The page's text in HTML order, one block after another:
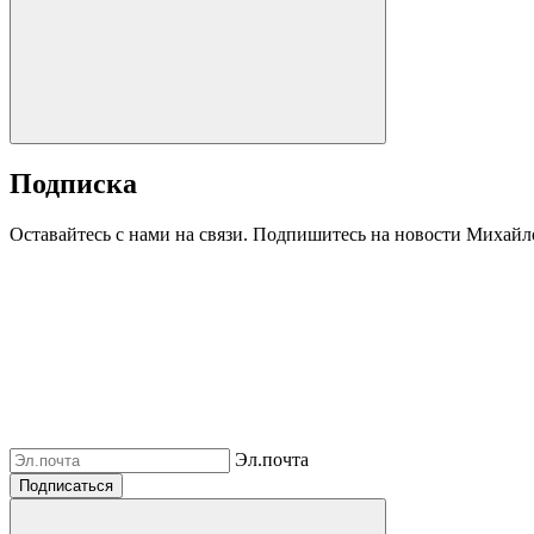
Подписка
Оставайтесь с нами на связи. Подпишитесь на новости
Эл.почта
Подписаться